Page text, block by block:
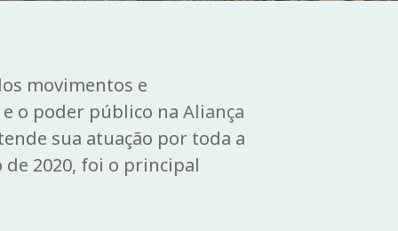
movimentos e
o poder público na Aliança
sua atuação por toda a
2020, foi o principal